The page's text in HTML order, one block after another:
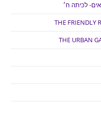
לכיתה ח׳
THE FRIENDLY
THE URBAN